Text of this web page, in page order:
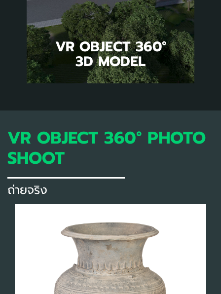
VR OBJECT 360°
3D MODEL
VR OBJECT 360° PHOTO
SHOOT
ถ่ายจริง